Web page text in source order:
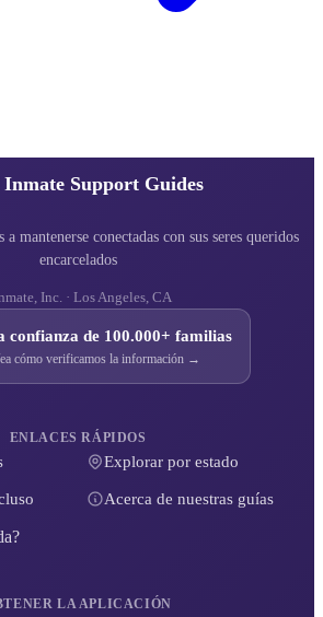
Inmate Support Guides
mantenerse conectadas con sus seres queridos
encarcelados
Inc. · Los Angeles, CA
confianza de 100.000+ familias
cómo verificamos la información →
ENLACES RÁPIDOS
Explorar por estado
Acerca de nuestras guías
LA APLICACIÓN